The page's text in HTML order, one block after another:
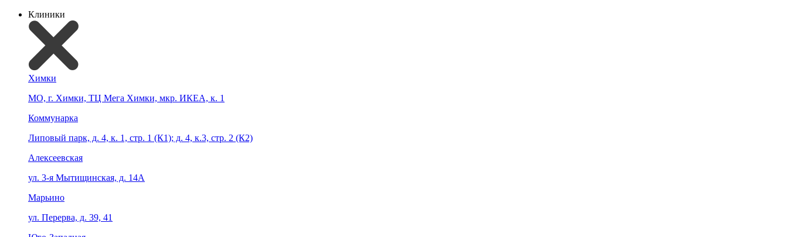
Клиники
Химки
МО, г. Химки, ТЦ Мега Химки, мкр. ИКЕА, к. 1
Коммунарка
Липовый парк, д. 4, к. 1, стр. 1 (К1); д. 4, к.3, стр. 2 (К2)
Алексеевская
ул. 3-я Мытищинская, д. 14А
Марьино
ул. Перерва, д. 39, 41